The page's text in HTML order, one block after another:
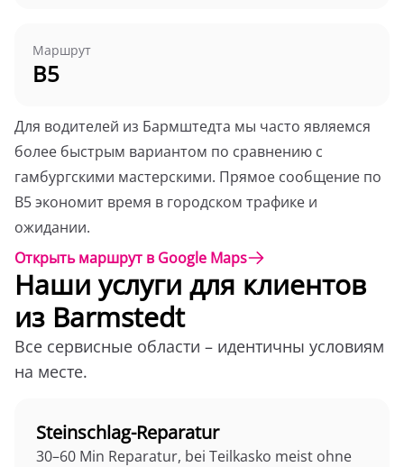
Маршрут
B5
Для водителей из Бармштедта мы часто являемся
более быстрым вариантом по сравнению с
гамбургскими мастерскими. Прямое сообщение по
B5 экономит время в городском трафике и
ожидании.
Открыть маршрут в Google Maps
Наши услуги для клиентов
из Barmstedt
Все сервисные области – идентичны условиям
на месте.
Steinschlag-Reparatur
30–60 Min Reparatur, bei Teilkasko meist ohne